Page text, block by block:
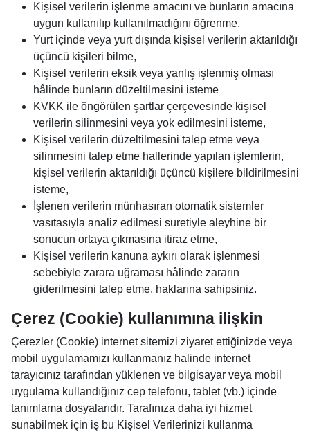
Kişisel verilerin işlenme amacını ve bunların amacına
uygun kullanılıp kullanılmadığını öğrenme,
Yurt içinde veya yurt dışında kişisel verilerin aktarıldığı
üçüncü kişileri bilme,
Kişisel verilerin eksik veya yanlış işlenmiş olması
hâlinde bunların düzeltilmesini isteme
KVKK ile öngörülen şartlar çerçevesinde kişisel
verilerin silinmesini veya yok edilmesini isteme,
Kişisel verilerin düzeltilmesini talep etme veya
silinmesini talep etme hallerinde yapılan işlemlerin,
kişisel verilerin aktarıldığı üçüncü kişilere bildirilmesini
isteme,
İşlenen verilerin münhasıran otomatik sistemler
vasıtasıyla analiz edilmesi suretiyle aleyhine bir
sonucun ortaya çıkmasına itiraz etme,
Kişisel verilerin kanuna aykırı olarak işlenmesi
sebebiyle zarara uğraması hâlinde zararın
giderilmesini talep etme, haklarına sahipsiniz.
Çerez (Cookie) kullanımına ilişkin
Çerezler (Cookie) internet sitemizi ziyaret ettiğinizde veya
mobil uygulamamızı kullanmanız halinde internet
tarayıcınız tarafından yüklenen ve bilgisayar veya mobil
uygulama kullandığınız cep telefonu, tablet (vb.) içinde
tanımlama dosyalarıdır. Tarafınıza daha iyi hizmet
sunabilmek için iş bu Kişisel Verilerinizi kullanma